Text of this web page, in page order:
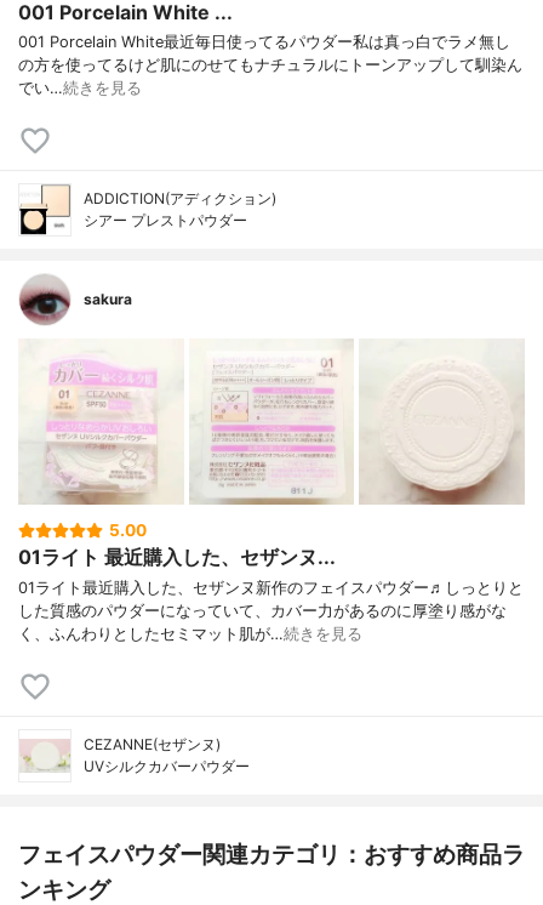
001 Porcelain White ...
001 Porcelain White最近毎日使ってるパウダー私は真っ白でラメ無し
の方を使ってるけど肌にのせてもナチュラルにトーンアップして馴染ん
でい…続きを見る
ADDICTION(アディクション)
シアー プレストパウダー
sakura
5.00
01ライト 最近購入した、セザンヌ...
01ライト最近購入した、セザンヌ新作のフェイスパウダー♬しっとりと
した質感のパウダーになっていて、カバー力があるのに厚塗り感がな
く、ふんわりとしたセミマット肌が…続きを見る
CEZANNE(セザンヌ)
UVシルクカバーパウダー
フェイスパウダー関連カテゴリ：おすすめ商品ラ
ンキング